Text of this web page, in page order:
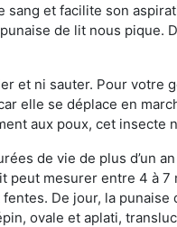
et facilite son
de lit nous pique.
et ni sauter. Pour votre
elle se déplace en
aux poux, cet insecte
de vie de plus d’un an
peut mesurer entre 4 à
De jour, la punaise
ovale et aplati,